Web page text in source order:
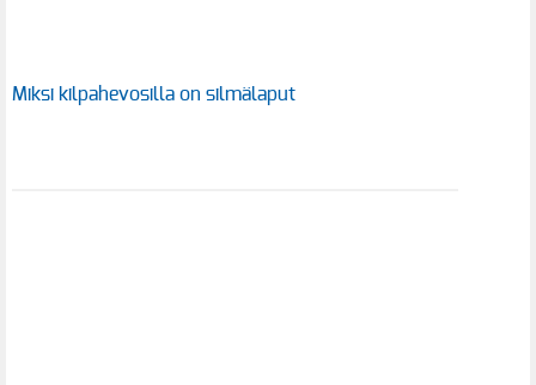
Miksi kilpahevosilla on silmälaput